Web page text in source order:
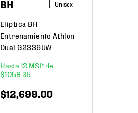
BH
Elíptica BH
Entrenamiento Athlon
Dual G2336UW
12
$1058 25
$12,699.00